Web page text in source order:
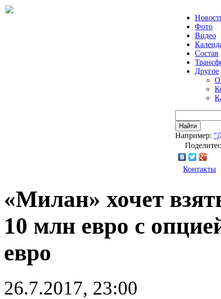
Фото
Видео
Состав
Другое
О
Найти
Например:
Контакты
«Милан» хочет
10 млн евро с
евро
26.7.2017, 23:00